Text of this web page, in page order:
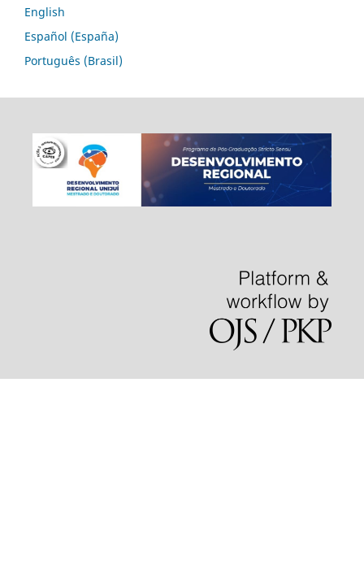
English
Español (España)
Português (Brasil)